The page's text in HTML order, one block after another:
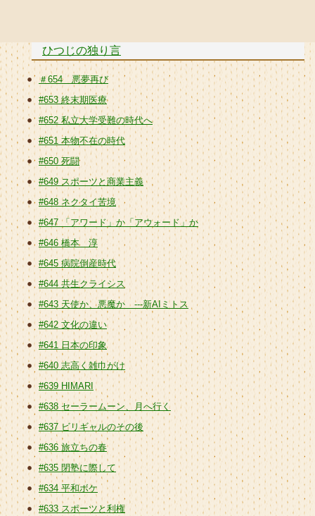
ひつじの独り言
＃654 悪夢再び
#653 終末期医療
#652 私立大学受難の時代へ
#651 本物不在の時代
#650 死闘
#649 スポーツと商業主義
#648 ネクタイ苦境
#647 「アワード」か「アウォード」か
#646 橋本 淳
#645 病院倒産時代
#644 共生クライシス
#643 天使か、悪魔か ---新AIミトス
#642 文化の違い
#641 日本の印象
#640 志高く雑巾がけ
#639 HIMARI
#638 セーラームーン、月へ行く
#637 ビリギャルのその後
#636 旅立ちの春
#635 閉塾に際して
#634 平和ボケ
#633 スポーツと利権